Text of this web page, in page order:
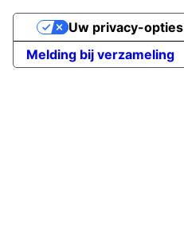
Melding bij verzameling
Uw privacy-opties